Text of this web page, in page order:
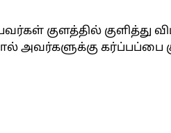
குளத்தில் குளித்து
அவர்களுக்கு கர்ப்பப்பை